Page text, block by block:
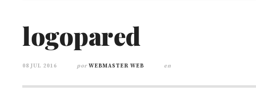
logopared
08 JUL 2016 por WEBMASTER WEB en